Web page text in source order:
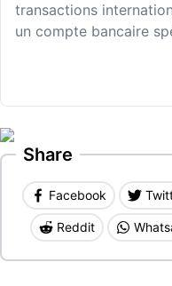
transactions
un compte bancaire
Share
Facebook
Reddit